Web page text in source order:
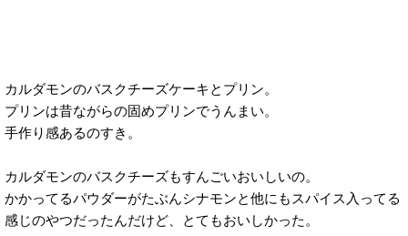
カルダモンのバスクチーズケーキとプリン。
プリンは昔ながらの固めプリンでうんまい。
手作り感あるのすき。
カルダモンのバスクチーズもすんごいおいしいの。
かかってるパウダーがたぶんシナモンと他にもスパイス入ってる
感じのやつだったんだけど、とてもおいしかった。